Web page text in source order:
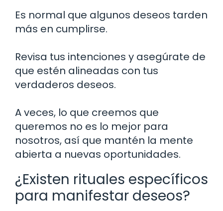
Es normal que algunos deseos tarden
más en cumplirse.
Revisa tus intenciones y asegúrate de
que estén alineadas con tus
verdaderos deseos.
A veces, lo que creemos que
queremos no es lo mejor para
nosotros, así que mantén la mente
abierta a nuevas oportunidades.
¿Existen rituales específicos
para manifestar deseos?